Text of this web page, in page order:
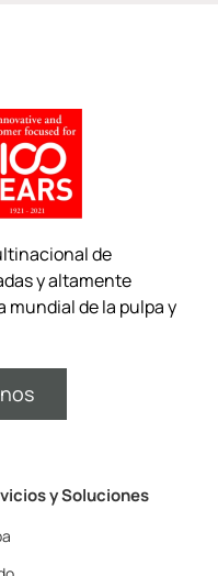
de
y altamente
mundial de la pulpa y
y Soluciones